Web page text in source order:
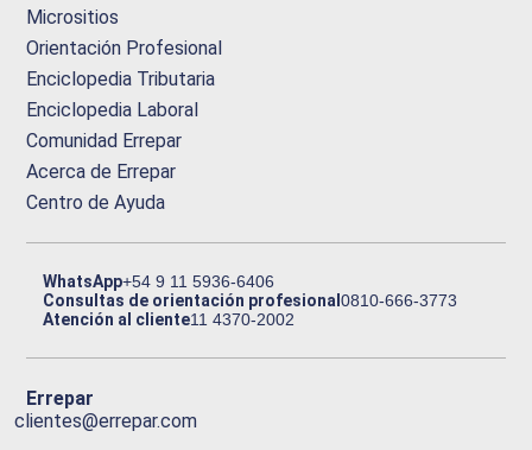
Micrositios
Orientación Profesional
Enciclopedia Tributaria
Enciclopedia Laboral
Comunidad Errepar
Acerca de Errepar
Centro de Ayuda
WhatsApp+54 9 11 5936-6406
Consultas de orientación profesional0810-666-3773
Atención al cliente11 4370-2002
Errepar
clientes@errepar.com